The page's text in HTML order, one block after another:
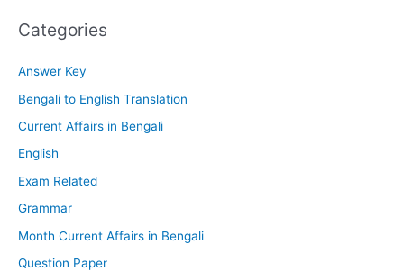
Categories
Answer Key
Bengali to English Translation
Current Affairs in Bengali
English
Exam Related
Grammar
Month Current Affairs in Bengali
Question Paper